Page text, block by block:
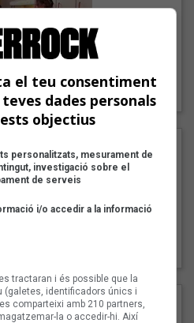
y lo malo"
y María
Muntaner (Xanguito)
el teu consentiment
dades personals
objectius
personalitzats, mesurament de
investigació sobre el
de serveis
i/o accedir a la informació
tractaran i és possible que la
(galetes, identificadors únics i
comparteixi amb 210 partners,
la o accedir-hi. Així